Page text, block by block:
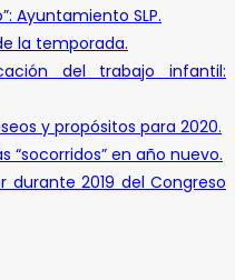
Ayuntamiento SLP.
la temporada.
del trabajo infantil:
y propósitos para 2020.
“socorridos” en año nuevo.
durante 2019 del Congreso